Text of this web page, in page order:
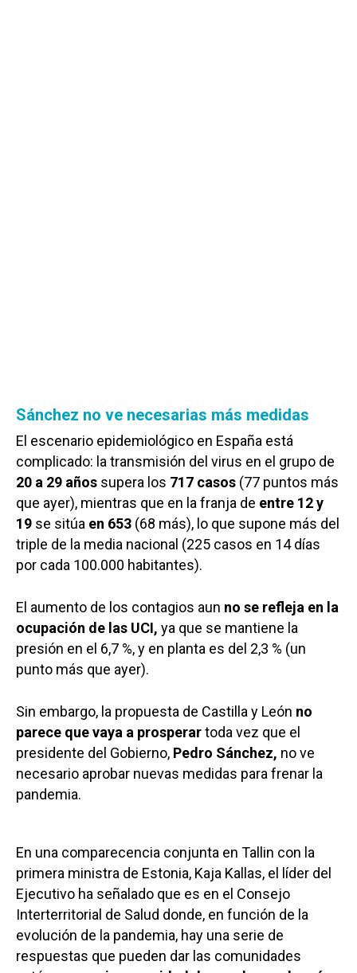
Sánchez no ve necesarias más medidas
El escenario epidemiológico en España está
complicado: la transmisión del virus en el grupo de
20 a 29 años supera los 717 casos (77 puntos más
que ayer), mientras que en la franja de entre 12 y
19 se sitúa en 653 (68 más), lo que supone más del
triple de la media nacional (225 casos en 14 días
por cada 100.000 habitantes).
El aumento de los contagios aun no se refleja en la
ocupación de las UCI, ya que se mantiene la
presión en el 6,7 %, y en planta es del 2,3 % (un
punto más que ayer).
Sin embargo, la propuesta de Castilla y León no
parece que vaya a prosperartoda vez que el
presidente del Gobierno, Pedro Sánchez, no ve
necesario aprobar nuevas medidas para frenar la
pandemia.
En una comparecencia conjunta en Tallin con la
primera ministra de Estonia, Kaja Kallas, el líder del
Ejecutivo ha señalado que es en el Consejo
Interterritorial de Salud donde, en función de la
evolución de la pandemia, hay una serie de
respuestas que pueden dar las comunidades